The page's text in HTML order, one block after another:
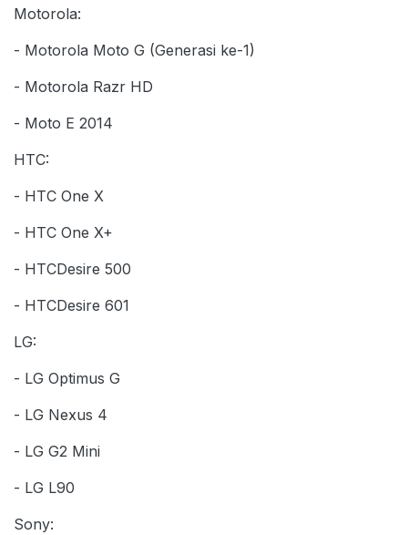
Motorola:
- Motorola Moto G (Generasi ke-1)
- Motorola Razr HD
- Moto E 2014
HTC:
- HTC One X
- HTC One X+
- HTCDesire 500
- HTCDesire 601
LG:
- LG Optimus G
- LG Nexus 4
- LG G2 Mini
- LG L90
Sony: